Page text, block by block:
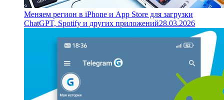
Меняем регион в iPhone и App Store для загрузки
ChatGPT, Spotify и других приложений28.03.2026